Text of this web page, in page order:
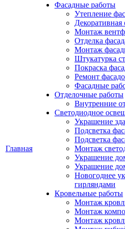
Главная
Фасадные работы
Утепление
Декоративная
Монтаж
Отделка
Монтаж
Штукатурка
Покраска
Ремонт
Фасадные
Отделочные работы
Внутренние
Светодиодное
Украшение
Подсветка
Подсветка
Монтаж
Украшение
Украшение
Новогоднее
гирляндами
Кровельные работы
Монтаж
Монтаж
Монтаж